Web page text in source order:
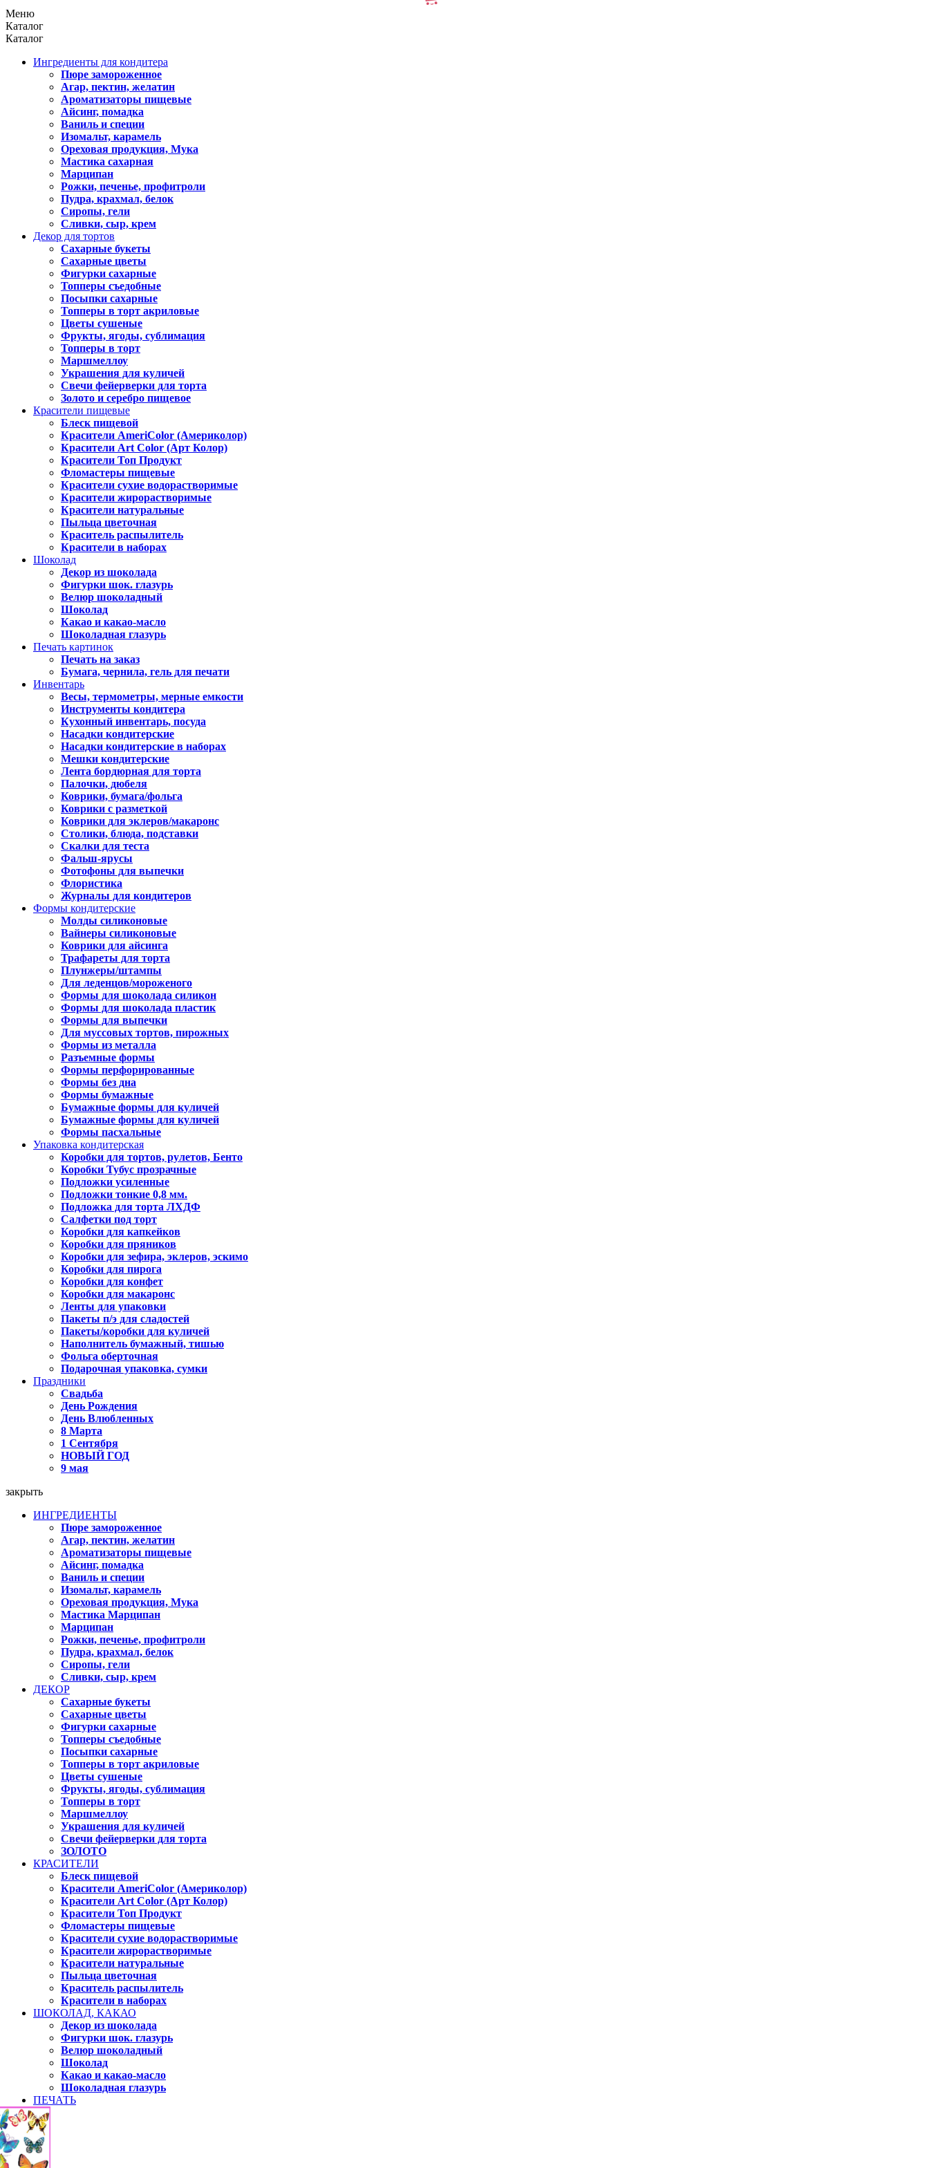
Меню
Каталог
Каталог
Ингредиенты для кондитера
Пюре замороженное
Агар, пектин, желатин
Ароматизаторы пищевые
Айсинг, помадка
Ваниль и специи
Изомальт, карамель
Ореховая продукция, Мука
Мастика сахарная
Марципан
Рожки, печенье, профитроли
Пудра, крахмал, белок
Сиропы, гели
Сливки, сыр, крем
Декор для тортов
Сахарные букеты
Сахарные цветы
Фигурки сахарные
Топперы съедобные
Посыпки сахарные
Топперы в торт акриловые
Цветы сушеные
Фрукты, ягоды, сублимация
Топперы в торт
Маршмеллоу
Украшения для куличей
Свечи фейерверки для торта
Золото и серебро пищевое
Красители пищевые
Блеск пищевой
Красители AmeriColor (Америколор)
Красители Art Color (Арт Колор)
Красители Топ Продукт
Фломастеры пищевые
Красители сухие водорастворимые
Красители жирорастворимые
Красители натуральные
Пыльца цветочная
Краситель распылитель
Красители в наборах
Шоколад
Декор из шоколада
Фигурки шок. глазурь
Велюр шоколадный
Шоколад
Какао и какао-масло
Шоколадная глазурь
Печать картинок
Печать на заказ
Бумага, чернила, гель для печати
Инвентарь
Весы, термометры, мерные емкости
Инструменты кондитера
Кухонный инвентарь, посуда
Насадки кондитерские
Насадки кондитерские в наборах
Мешки кондитерские
Лента бордюрная для торта
Палочки, дюбеля
Коврики, бумага/фольга
Коврики с разметкой
Коврики для эклеров/макаронс
Столики, блюда, подставки
Скалки для теста
Фальш-ярусы
Фотофоны для выпечки
Флористика
Журналы для кондитеров
Формы кондитерские
Молды силиконовые
Вайнеры силиконовые
Коврики для айсинга
Трафареты для торта
Плунжеры/штампы
Для леденцов/мороженого
Формы для шоколада силикон
Формы для шоколада пластик
Формы для выпечки
Для муссовых тортов, пирожных
Формы из металла
Разъемные формы
Формы перфорированные
Формы без дна
Формы бумажные
Бумажные формы для куличей
Бумажные формы для куличей
Формы пасхальные
Упаковка кондитерская
Коробки для тортов, рулетов, Бенто
Коробки Тубус прозрачные
Подложки усиленные
Подложки тонкие 0,8 мм.
Подложка для торта ЛХДФ
Салфетки под торт
Коробки для капкейков
Коробки для пряников
Коробки для зефира, эклеров, эскимо
Коробки для пирога
Коробки для конфет
Коробки для макаронс
Ленты для упаковки
Пакеты п/э для сладостей
Пакеты/коробки для куличей
Наполнитель бумажный, тишью
Фольга оберточная
Подарочная упаковка, сумки
Праздники
Свадьба
День Рождения
День Влюбленных
8 Марта
1 Сентября
НОВЫЙ ГОД
9 мая
закрыть
ИНГРЕДИЕНТЫ
Пюре замороженное
Агар, пектин, желатин
Ароматизаторы пищевые
Айсинг, помадка
Ваниль и специи
Изомальт, карамель
Ореховая продукция, Мука
Мастика Марципан
Марципан
Рожки, печенье, профитроли
Пудра, крахмал, белок
Сиропы, гели
Сливки, сыр, крем
ДЕКОР
Сахарные букеты
Сахарные цветы
Фигурки сахарные
Топперы съедобные
Посыпки сахарные
Топперы в торт акриловые
Цветы сушеные
Фрукты, ягоды, сублимация
Топперы в торт
Маршмеллоу
Украшения для куличей
Свечи фейерверки для торта
ЗОЛОТО
КРАСИТЕЛИ
Блеск пищевой
Красители AmeriColor (Америколор)
Красители Art Color (Арт Колор)
Красители Топ Продукт
Фломастеры пищевые
Красители сухие водорастворимые
Красители жирорастворимые
Красители натуральные
Пыльца цветочная
Краситель распылитель
Красители в наборах
ШОКОЛАД, КАКАО
Декор из шоколада
Фигурки шок. глазурь
Велюр шоколадный
Шоколад
Какао и какао-масло
Шоколадная глазурь
ПЕЧАТЬ